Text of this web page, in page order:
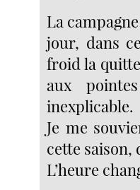
La
jour, dans
froid la
aux
inexplicable.
Je me
cette saison,
L’heure